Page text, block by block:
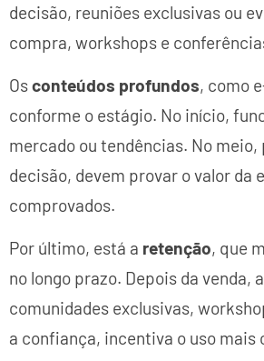
decisão, reuniões exclusivas ou
compra, workshops e
Osconteúdos profundos, como
conforme o estágio. No início,
mercado ou tendências. No
decisão, devem provar o valor
comprovados.
Por último, está a retenção, que
no longo prazo. Depois da
comunidades exclusivas,
a confiança, incentiva o uso mais